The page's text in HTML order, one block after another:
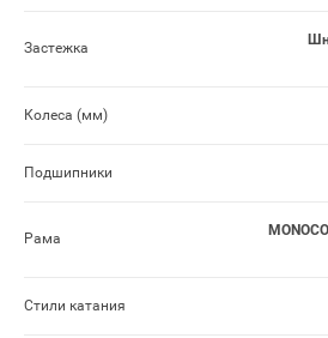
Застежка
Колеса (мм)
Подшипники
Рама
Стили катания